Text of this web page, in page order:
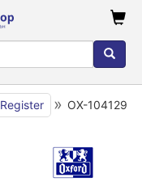
Register » OX-104129